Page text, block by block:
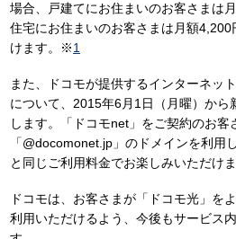
場合、戸建てにお住まいのお客さまは
住宅にお住まいのお客さまは月額
けます。※1
また、ドコモが提供するインターネッ
について、2015年6月1日（月曜）から
します。「ドコモnet」をご契約のお客
「@docomonet.jp」のドメインを利用
と同じご利用料金でお楽しみいただけま
ドコモは、お客さまが「ドコモ光」を
利用いただけるよう、今後もサービス